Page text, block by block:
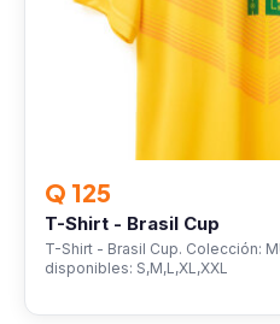
Q 125
T-Shirt - Brasil Cup
T-Shirt - Brasil Cup. Colección:
disponibles: S,M,L,XL,XXL